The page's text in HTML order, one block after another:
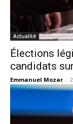
Actualité
Élections
candidats
Emmanuel Mozar -